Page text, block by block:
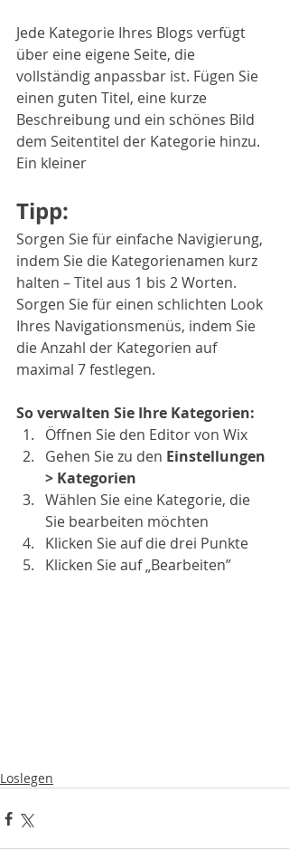
Jede Kategorie Ihres Blogs verfügt
über eine eigene Seite, die
vollständig anpassbar ist. Fügen Sie
einen guten Titel, eine kurze
Beschreibung und ein schönes Bild
dem Seitentitel der Kategorie hinzu.
Ein kleiner
Tipp:
Sorgen Sie für einfache Navigierung,
indem Sie die Kategorienamen kurz
halten – Titel aus 1 bis 2 Worten.
Sorgen Sie für einen schlichten Look
Ihres Navigationsmenüs, indem Sie
die Anzahl der Kategorien auf
maximal 7 festlegen.
So verwalten Sie Ihre Kategorien:
Öffnen Sie den Editor von Wix
Gehen Sie zu den Einstellungen
> Kategorien
Wählen Sie eine Kategorie, die
Sie bearbeiten möchten
Klicken Sie auf die drei Punkte
Klicken Sie auf „Bearbeiten”
Loslegen